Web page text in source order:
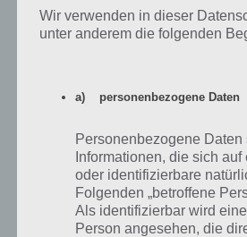
Wer oft im Media Markt einkauft und die
bzw. sich das Produkt genauer anschauen
Umgebung, sondern auch aktuelle
liefern kann.
Media Markt für Android im
Wir verwenden in dieser
unter anderem die folgenden
a) personenbezogene Daten
Personenbezogene Daten
Informationen, die sich
oder identifizierbare
Folgenden „betroffene
Als identifizierbar wird
Person angesehen, die